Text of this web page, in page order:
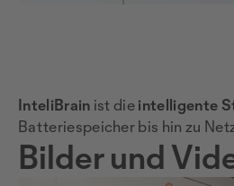
InteliBrain ist dieintelligente
Batteriespeicher bis hin zu
Bilder und